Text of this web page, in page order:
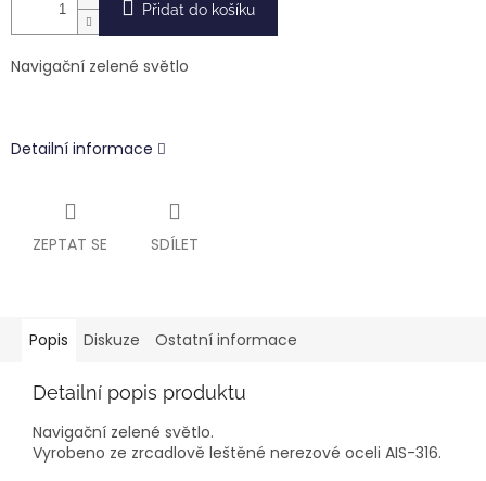
Přidat do košíku
Navigační zelené světlo
Detailní informace
ZEPTAT SE SDÍLET
Popis Diskuze Ostatní informace
Detailní popis produktu
Navigační zelené světlo.
Vyrobeno ze zrcadlově leštěné nerezové oceli AIS-316.